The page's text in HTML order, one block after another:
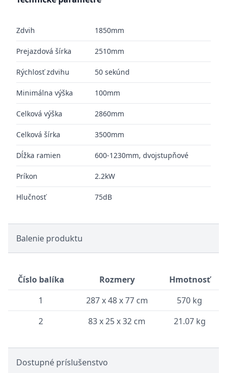
Zdvih 1850mm
Prejazdová šírka 2510mm
Rýchlosť zdvihu 50 sekúnd
Minimálna výška 100mm
Celková výška 2860mm
Celková šírka 3500mm
Dĺžka ramien 600-1230mm, dvojstupňové
Príkon 2.2kW
Hlučnosť 75dB
Balenie produktu
Číslo balíka Rozmery
Hmotnosť
1
287 x 48 x 77 cm
570 kg
2
83 x 25 x 32 cm 21.07 kg
Dostupné príslušenstvo